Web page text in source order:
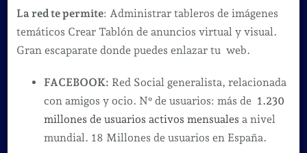
La red te permite: Administrar tableros de imágenes
temáticos Crear Tablón de anuncios virtual y visual.
Gran escaparate donde puedes enlazar tu web.
FACEBOOK: Red Social generalista, relacionada
con amigos y ocio. Nº de usuarios: más de 1.230
millones de usuarios activos mensuales a nivel
mundial. 18 Millones de usuarios en España.